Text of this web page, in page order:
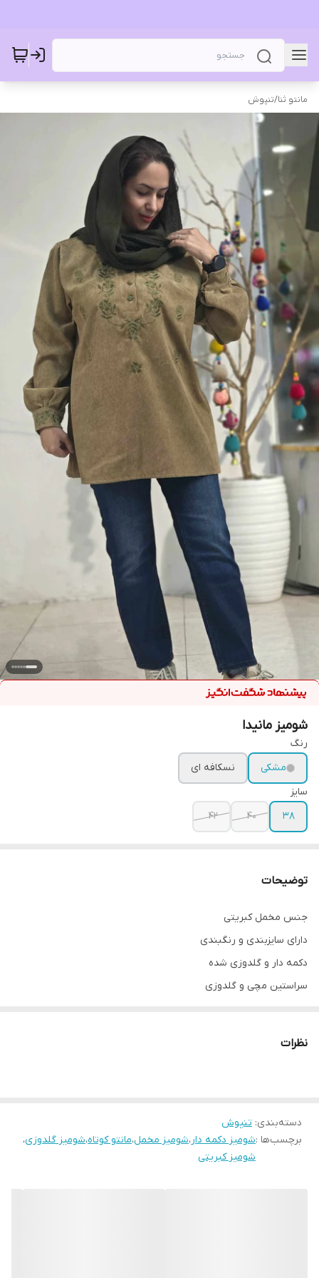
مانتو ثنا/تنپوش
شومیز مانیدا
رنگ
مشکی
نسکافه ای
سایز
۳۸
۴۰ ۴۲
توضیحات
جنس مخمل کبریتی
دارای سایزبندی و رنگبندی
دکمه دار و گلدوزی شده
سراستین مچی و گلدوزی
سايز ٣٨ (s) ١
سايز ٤٠(m) ٢
دور سينه شومیز ١٠٠ سانت
نظرات
دسته‌بندی: تنپوش
برچسب‌ها :شومیز دکمه دار،شومیز مخمل،مانتو کوتاه،شومیز گلدوزی،
شومیز کبریتی